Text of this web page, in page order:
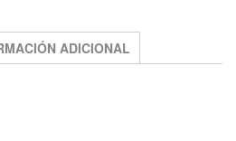
ADICIONAL